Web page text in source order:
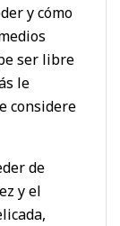
y cómo
ser libre
le
considere
de
y el